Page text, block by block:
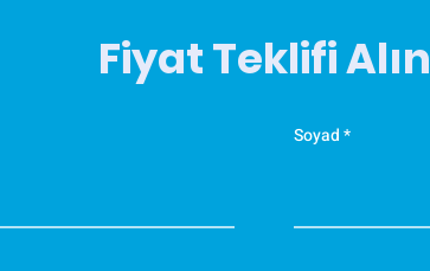
Fiyat Teklifi Alın
Soyad